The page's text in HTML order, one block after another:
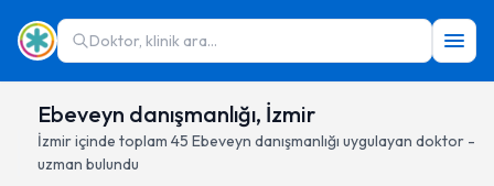
Doktor, klinik ara...
Ebeveyn danışmanlığı, İzmir
İzmiriçinde toplam 45 Ebeveyn danışmanlığı uygulayan doktor -
uzman bulundu